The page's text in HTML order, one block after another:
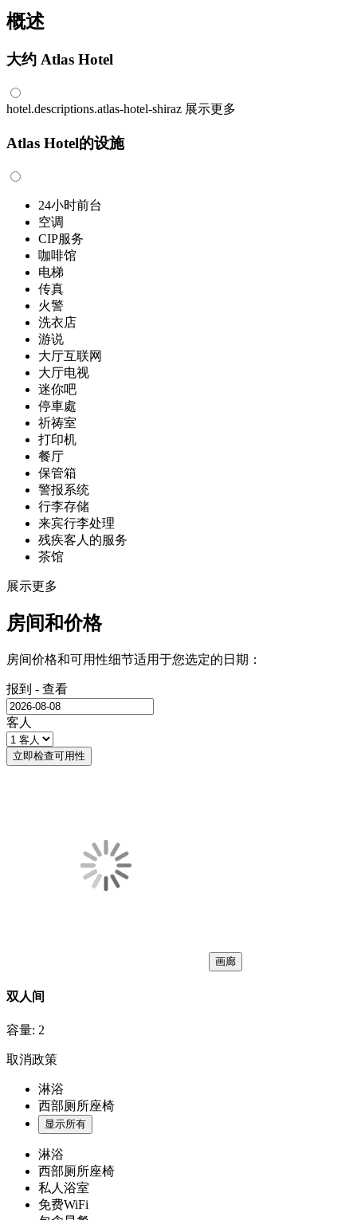
概述
大约 Atlas Hotel
hotel.descriptions.atlas-hotel-shiraz 展示更多
Atlas Hotel的设施
24小时前台
空调
CIP服务
咖啡馆
电梯
传真
火警
洗衣店
游说
大厅互联网
大厅电视
迷你吧
停車處
祈祷室
打印机
餐厅
保管箱
警报系统
行李存储
来宾行李处理
残疾客人的服务
茶馆
展示更多
房间和价格
房间价格和可用性细节适用于您选定的日期：
报到 - 查看
客人
立即检查可用性
画廊
双人间
容量: 2
取消政策
淋浴
西部厕所座椅
显示所有
淋浴
西部厕所座椅
私人浴室
免费WiFi